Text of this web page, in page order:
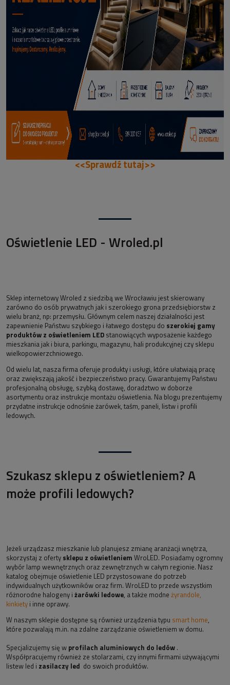
70,50 zł
DODAJ DO KOSZYKA
<<Sprawdź tutaj>>
Oświetlenie LED - Wroled.pl
Sklep internetowy Wroled z siedzibą we Wrocławiu jest skierowany
zarówno do osób prywatnych jak i szerokiego grona przedsiębiorstw z
wielu branż, np: przemysłu. Głównym celem naszej działalności jest
zapewnienie Państwu szybkiego i łatwego dostępu do szerokiej gamy
produktów z oświetleniem LED stanowiących wyposażenie każdego
mieszkania jak i biura, parkingu, magazynu, hali produkcyjnej czy sklepu
wielkopowierzchniowego.
Od wielu lat, nasza firma oferuje produkty i usługi, które ułatwiają pracę
oraz zwiększają jakość i bezpieczeństwo pracy. Gwarantujemy Państwu
profesjonalną obsługę, szybką dostawę, doradztwo w doborze
asortymentu oraz instrukcje montażu oświetlenia. Na blogu prezentujemy
przydatne instrukcje odnośnie żarówek, taśm, paneli, listw i profili
ledowych.
Szukasz sklepu z oświetleniem? A
może profili ledowych?
Jeżeli urządzasz mieszkanie lub planujesz zmianę aranżacji wnętrza,
skorzystaj z oferty sklepu z oświetleniem WroLED. Posiadamy ogromny
wybór lamp wewnętrznych oraz zewnętrznych w całym regionie. Nasz
katalog obejmuje oświetlenie LED przystosowane do potrzeb
indywidualnych użytkowników oraz firm. WroLED to przede wszystkim
różnorodne halogeny i żarówki ledowe, a także modne żyrandole,
kinkiety i inne oprawy.
W naszym sklepie dostępne są również urządzenia typu smart home,
które pozwalają m.in. na zdalne zarządzanie oświetleniem w domu.
Specjalizujemy się w profilach aluminiowych do ledów .
Współpracujemy również ze stolarzami, czy innymi firmami używającymi
listew led i zasilaczy led do swoich produktów.